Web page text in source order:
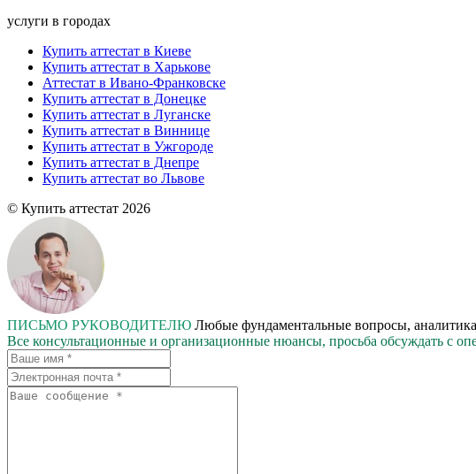
услуги в городах
Купить аттестат в Киеве
Купить аттестат в Харькове
Аттестат в Ивано-Франковске
Купить аттестат в Донецке
Купить аттестат в Луганске
Купить аттестат в Виннице
Купить аттестат в Ужгороде
Купить аттестат в Днепре
Купить аттестат во Львове
© Купить аттестат 2026
ПИСЬМО РУКОВОДИТЕЛЮ Любые фундаментальные вопросы,
Все консультационные и организационные нюансы, просьба обсуждать с